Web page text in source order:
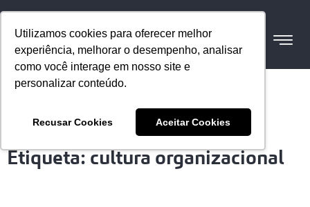
Utilizamos cookies para oferecer melhor
experiência, melhorar o desempenho, analisar
como você interage em nosso site e
personalizar conteúdo.
Recusar Cookies Aceitar Cookies
Etiqueta: cultura organizacional